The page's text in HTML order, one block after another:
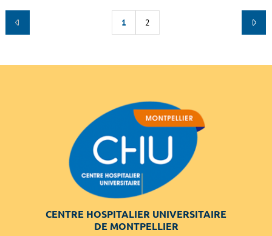
1 2
CENTRE HOSPITALIER UNIVERSITAIRE
DE MONTPELLIER